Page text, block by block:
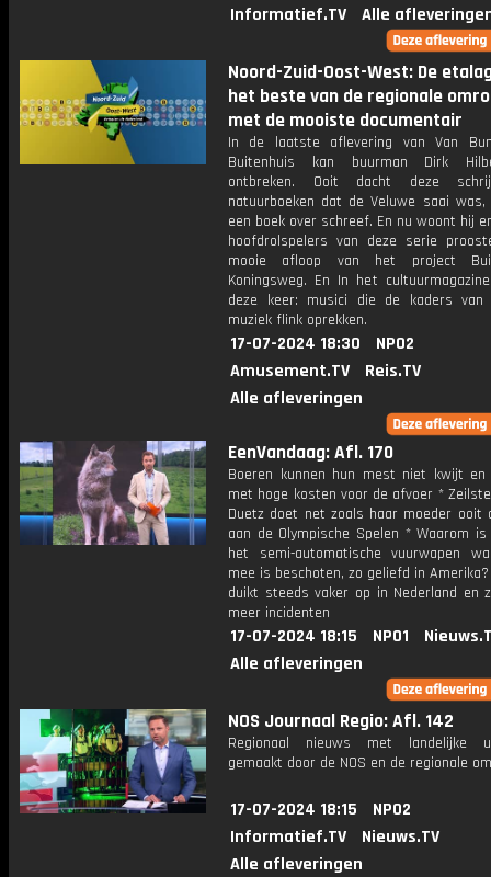
Informatief.TV
Alle
Noord-Zuid-Oost-West: De
het beste van de regionale
met de mooiste documentair
In de laatste aflevering van Van
Buitenhuis kan buurman Dirk
ontbreken. Ooit dacht deze
natuurboeken dat de Veluwe saai
een boek over schreef. En nu woont hij
hoofdrolspelers van deze serie
mooie afloop van het project
Koningsweg. En In het
deze keer: musici die de kaders van
muziek flink oprekken.
17-07-2024 18:30
NPO2
Amusement.TV
Reis.TV
Alle afleveringen
EenVandaag: Afl. 170
Boeren kunnen hun mest niet kwijt
met hoge kosten voor de afvoer *
Duetz doet net zoals haar moeder ooit
aan de Olympische Spelen * Waarom is
het semi-automatische vuurwapen
mee is beschoten, zo geliefd in
duikt steeds vaker op in Nederland en
meer incidenten
17-07-2024 18:15 NPO1
Alle afleveringen
NOS Journaal Regio: Afl. 142
Regionaal nieuws met landelijke
gemaakt door de NOS en de regionale
17-07-2024 18:15
NPO2
Informatief.TV
Nieuws.TV
Alle afleveringen